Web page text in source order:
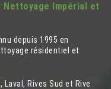
Nettoyage Impérial et
depuis 1995 en
résidentiel et
Rives Sud et Rive